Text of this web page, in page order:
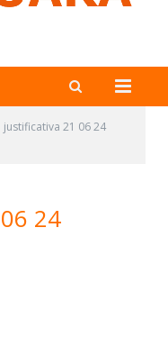
justificativa 21 06 24
24